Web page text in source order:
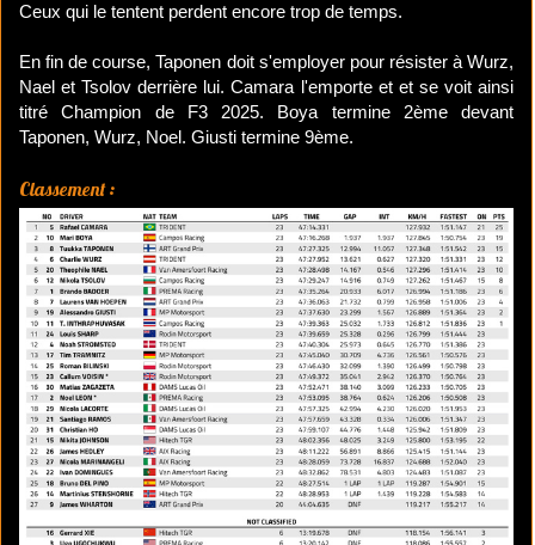
Ceux qui le tentent perdent encore trop de temps.
En fin de course, Taponen doit s'employer pour résister à Wurz,
Nael et Tsolov derrière lui. Camara l'emporte et et se voit ainsi
titré Champion de F3 2025. Boya termine 2ème devant
Taponen, Wurz, Noel. Giusti termine 9ème.
Classement :